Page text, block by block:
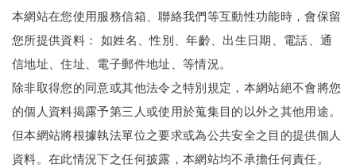
本網站在您使用服務信箱、聯絡我們等互動性功能時，會保留
您所提供資料： 如姓名、性別、年齡、出生日期、電話、通
信地址、住址、電子郵件地址、等情況。
除非取得您的同意或其他法令之特別規定，本網站絕不會將您
的個人資料揭露予第三人或使用於蒐集目的以外之其他用途。
但本網站將根據執法單位之要求或為公共安全之目的提供個人
資料。在此情況下之任何披露，本網站均不承擔任何責任。